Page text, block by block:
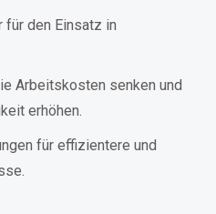
den Einsatz in
Arbeitskosten senken und
erhöhen.
für effizientere und